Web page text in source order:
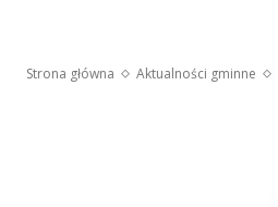
Strona główna Aktualności gminne